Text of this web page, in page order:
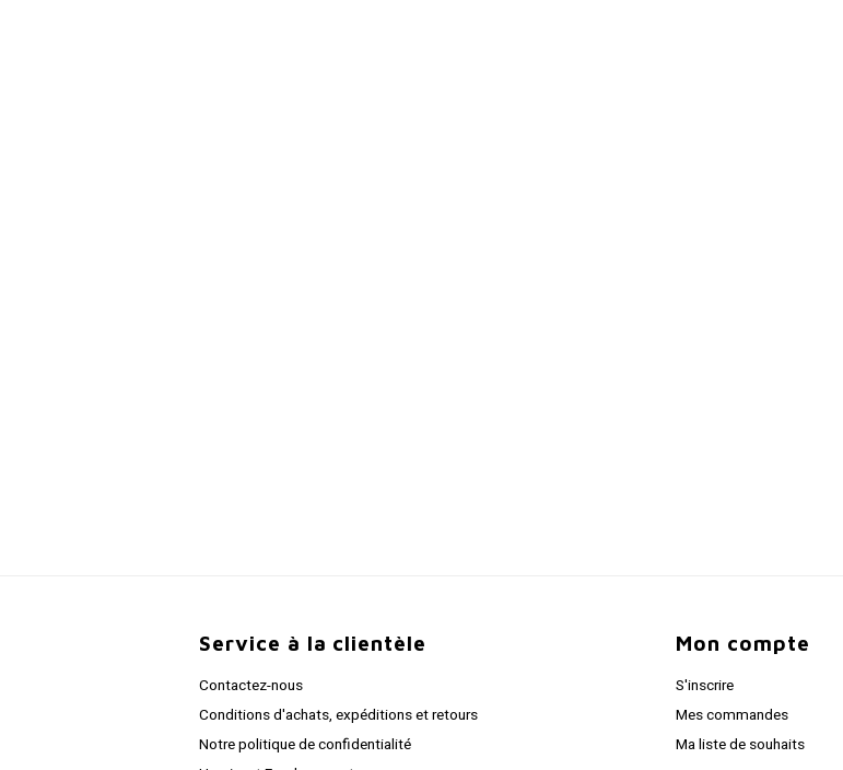
Service à la clientèle
Contactez-nous
Conditions d'achats, expéditions et retours
Notre politique de confidentialité
Mon compte
S'inscrire
Mes commandes
Ma liste de souhaits